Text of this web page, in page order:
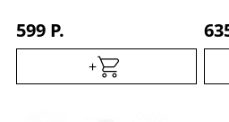
599 Р.
+